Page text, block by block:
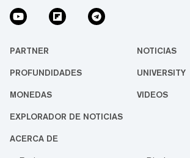
PARTNER NOTICIAS
PROFUNDIDADES UNIVERSITY
MONEDAS VIDEOS
EXPLORADOR DE NOTICIAS
ACERCA DE